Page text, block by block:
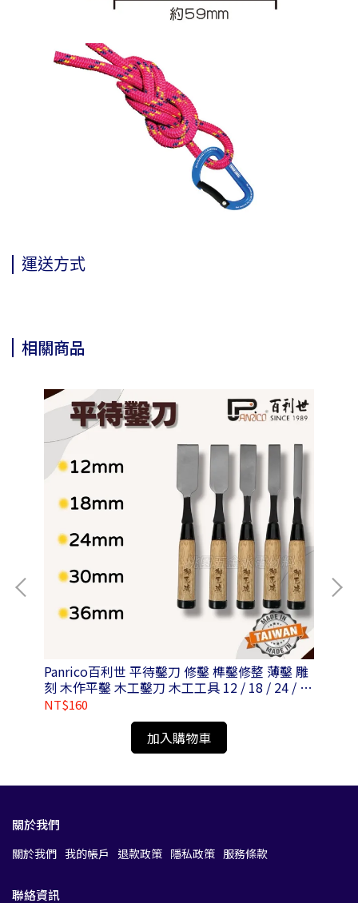
運送方式
相關商品
Panrico百利世 平待鑿刀 修鑿 榫鑿修整 薄鑿 雕
刻 木作平鑿 木工鑿刀 木工工具 12 / 18 / 24 / 30
/ 36mm
NT$160
加入購物車
關於我們
關於我們 我的帳戶 退款政策 隱私政策 服務條款
聯絡資訊